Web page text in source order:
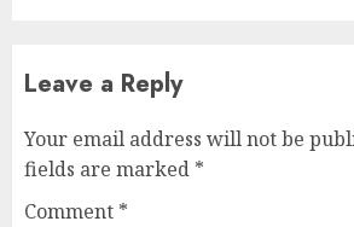
Leave a Reply
Your email address will not be
fields are marked *
Comment *